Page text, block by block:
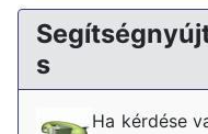
s
Ha kérdése